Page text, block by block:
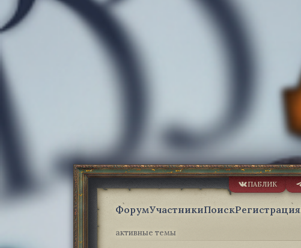
ФорумУчастникиПоискРегистрация
активные темы
ПАБЛИК